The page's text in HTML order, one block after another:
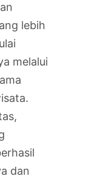
lebih
melalui
dan